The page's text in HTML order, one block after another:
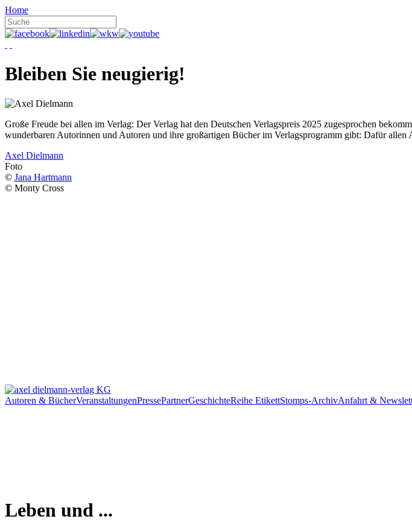
Home
Bleiben Sie neugierig!
Große Freude bei allen im Verlag: Der Verlag hat den Deutschen Verlagspreis 2025 zugesprochen
wunderbaren Autorinnen und Autoren und ihre großartigen Bücher im Verlagsprogramm gibt: Dafür
Axel Dielmann
Foto
© Jana Hartmann
© Monty Cross
Autoren & BücherVeranstaltungenPressePartnerGeschichteReihe EtikettStomps-ArchivAnfahrt &
Leben und ...